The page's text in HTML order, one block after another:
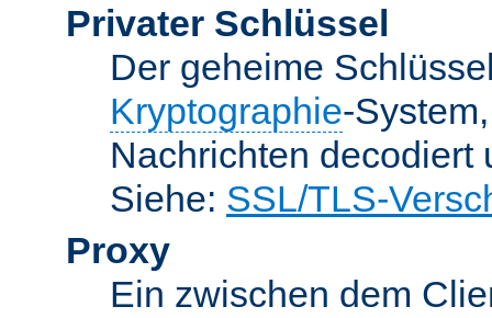
Privater Schlüssel
Der geheime
Kryptographie-
Nachrichten decodiert
Siehe: SSL/TLS-
Proxy
Ein zwischen dem